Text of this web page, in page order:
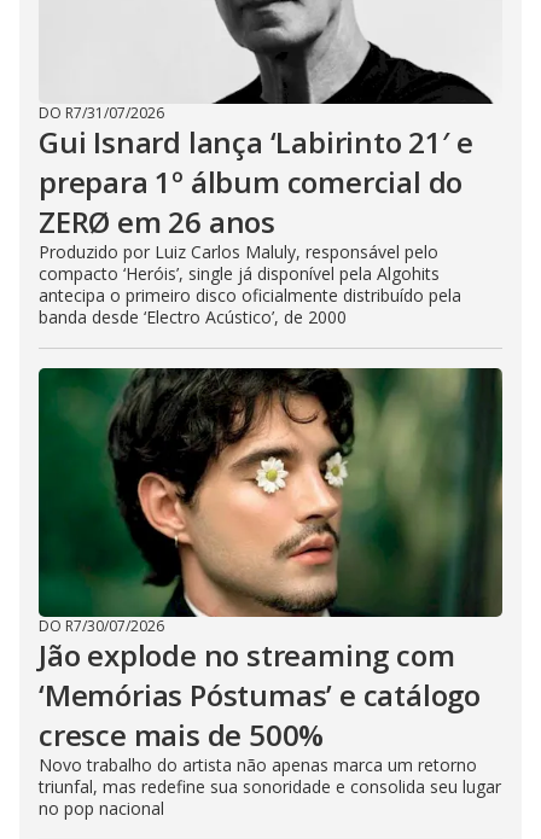
DO R7/31/07/2026
Gui Isnard lança ‘Labirinto 21′ e
prepara 1º álbum comercial do
ZERØ em 26 anos
Produzido por Luiz Carlos Maluly, responsável pelo
compacto ‘Heróis’, single já disponível pela Algohits
antecipa o primeiro disco oficialmente distribuído pela
banda desde ‘Electro Acústico’, de 2000
DO R7/30/07/2026
Jão explode no streaming com
‘Memórias Póstumas’ e catálogo
cresce mais de 500%
Novo trabalho do artista não apenas marca um retorno
triunfal, mas redefine sua sonoridade e consolida seu lugar
no pop nacional